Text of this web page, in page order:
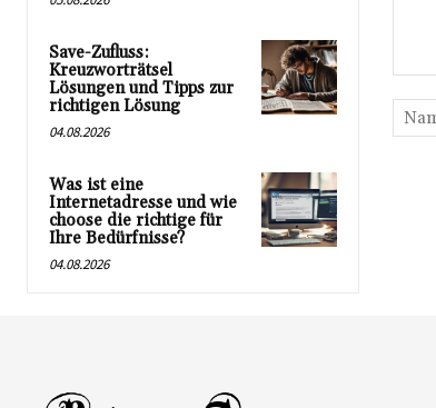
Save-Zufluss:
Kreuzworträtsel
Lösungen und Tipps zur
richtigen Lösung
04.08.2026
Was ist eine
Internetadresse und wie
choose die richtige für
Ihre Bedürfnisse?
04.08.2026